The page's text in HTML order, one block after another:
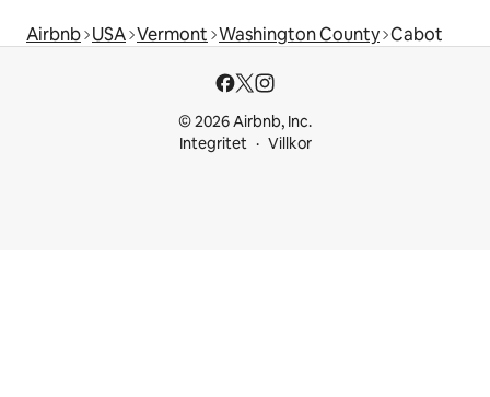
Airbnb USA Vermont Washington County Cabot
© 2026 Airbnb, Inc.
Integritet
Villkor